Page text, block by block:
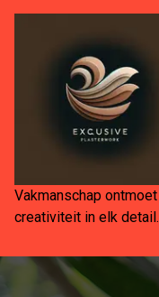
Spring
Vakmanschap ontmoet
creativiteit in elk detail.